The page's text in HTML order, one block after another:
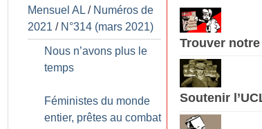
Mensuel AL / Numéros de
2021 / N°314 (mars 2021)
Nous n’avons plus le
temps
Féministes du monde
entier, prêtes au combat
Trouver
Soutenir